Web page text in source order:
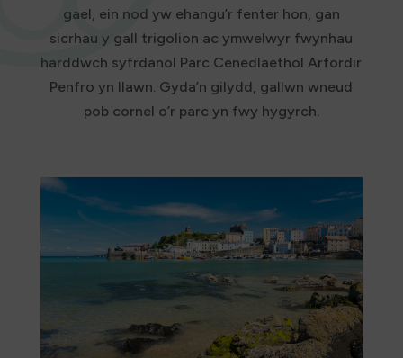
gael, ein nod yw ehangu’r fenter hon, gan
sicrhau y gall trigolion ac ymwelwyr fwynhau
harddwch syfrdanol Parc Cenedlaethol Arfordir
Penfro yn llawn. Gyda’n gilydd, gallwn wneud
pob cornel o’r parc yn fwy hygyrch.